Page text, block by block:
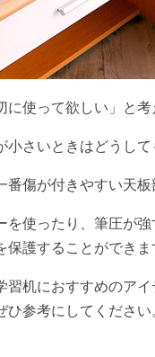
に使って欲しい」と
小さいときはどうして
番傷が付きやすい天
を使ったり、筆圧が
保護することができま
習机におすすめのア
ひ参考にしてください